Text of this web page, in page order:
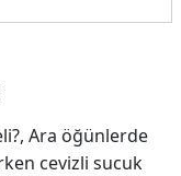
Ara öğünlerde
cevizli sucuk